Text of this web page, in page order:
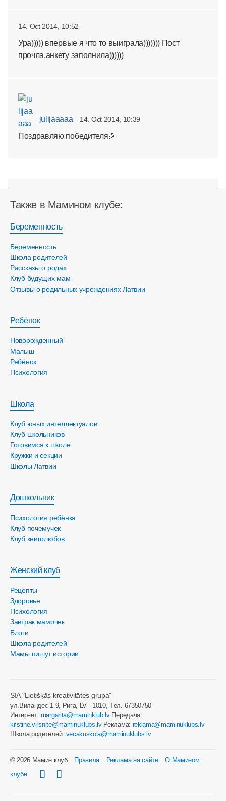
14. Oct 2014, 10:52
Ура))))) впервые я что то выиграла))))))) Пост
прочла,анкету заполнила))))))
julijaaaaa 14. Oct 2014, 10:39
Поздравляю победителя🎉
Также в Мамином клубе:
Беременность
Беременность
Школа родителей
Рассказы о родах
Клуб будущих мам
Отзывы о родильных учреждениях Латвии
Ребёнок
Новорожденный
Малыш
Ребёнок
Психология
Школа
Клуб юных интеллектуалов
Клуб школьников
Готовимся к школе
Кружки и секции
Школы Латвии
Дошкольник
Психология ребёнка
Клуб почемучек
Клуб книголюбов
Женский клуб
Рецепты
Здоровье
Психология
Завтрак мамочек
Блоги
Школа родителей
Мамы пишут истории
SIA "Lietišķās kreativitātes grupa"
ул.Виландес 1-9, Рига, LV - 1010, Tел. 67350750
Интернет: margarita@maminklub.lvПередача:
kristine.virsnite@maminuklubs.lvРеклама: reklama@maminuklubs.lv
Школа родителей: vecakuskola@maminuklubs.lv
© 2026 Мамин клуб Правила Реклама на сайте
О Мамином
клубе